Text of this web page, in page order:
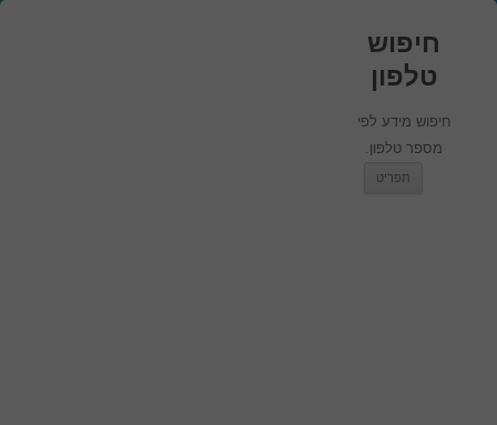
חיפוש
טלפון
חיפוש מידע לפי
מספר טלפון.
תפריט